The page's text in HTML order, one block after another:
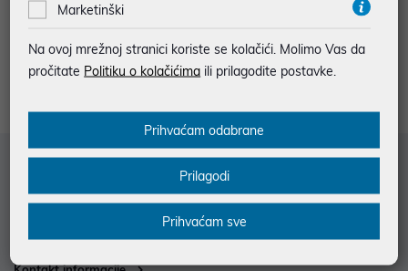
2,52 €
Služba za korisnike
Informacije za kupce
Marketinški
Na ovoj mrežnoj stranici koriste se kolačići. Molimo Vas da
pročitate Politiku o kolačićima ili prilagodite postavke.
Prihvaćam odabrane
Prilagodi
Prihvaćam sve